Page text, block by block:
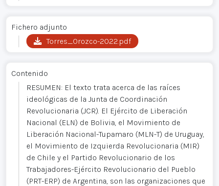
Fichero adjunto
Torres_Orozco-2022.pdf
Contenido
RESUMEN: El texto trata acerca de las raíces
ideológicas de la Junta de Coordinación
Revolucionaria (JCR). El Ejército de Liberación
Nacional (ELN) de Bolivia, el Movimiento de
Liberación Nacional-Tupamaro (MLN-T) de Uruguay,
el Movimiento de Izquierda Revolucionaria (MIR)
de Chile y el Partido Revolucionario de los
Trabajadores-Ejército Revolucionario del Pueblo
(PRT-ERP) de Argentina, son las organizaciones que